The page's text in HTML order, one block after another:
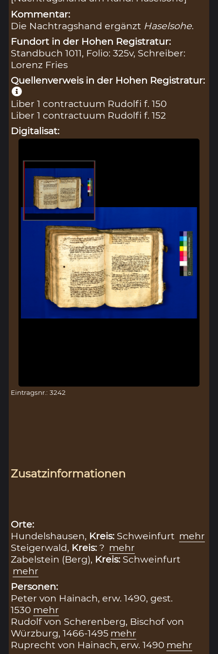
Kommentar:
Die Nachtragshand ergänzt Haselsohe.
Fundort in der Hohen Registratur:
Standbuch 1011, Folio: 325v, Schreiber:
Lorenz Fries
Quellenverweis in der Hohen Registratur:
Liber 1 contractuum Rudolfi f. 150
Liber 1 contractuum Rudolfi f. 152
Digitalisat:
Eintragsnr.: 3242
Zusatzinformationen
Orte:
Hundelshausen, Kreis: Schweinfurt mehr
Steigerwald, Kreis:? mehr
Zabelstein (Berg), Kreis: Schweinfurt
mehr
Personen:
Peter von Hainach, erw. 1490, gest.
1530 mehr
Rudolf von Scherenberg, Bischof von
Würzburg, 1466-1495 mehr
Ruprecht von Hainach, erw. 1490 mehr